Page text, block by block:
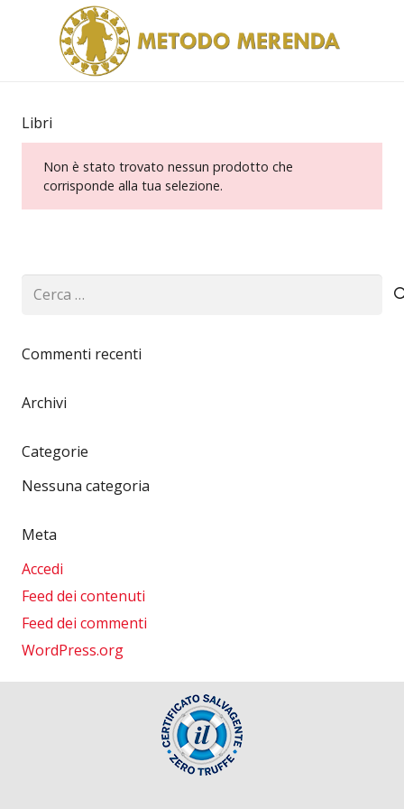
Libri
Non è stato trovato nessun prodotto che
corrisponde alla tua selezione.
Ricerca
Commenti recenti
Archivi
Categorie
Nessuna categoria
Meta
Accedi
Feed dei contenuti
Feed dei commenti
WordPress.org